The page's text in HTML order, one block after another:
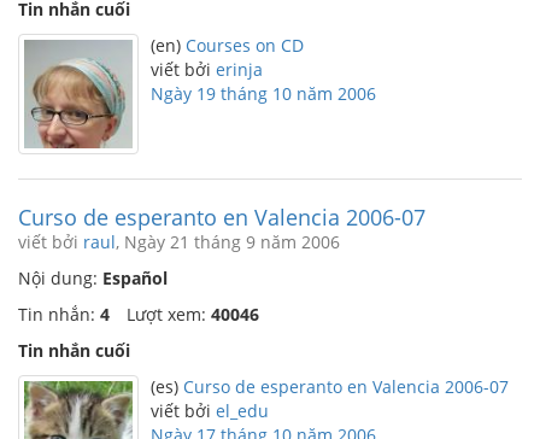
Tin nhắn cuối
(en) Courses on CD
viết bởi erinja
Ngày 19 tháng 10 năm 2006
Curso de esperanto en Valencia 2006-07
viết bởi raul, Ngày 21 tháng 9 năm 2006
Nội dung: Español
Tin nhắn: 4 Lượt xem: 40046
Tin nhắn cuối
(es) Curso de esperanto en Valencia 2006-07
viết bởi el_edu